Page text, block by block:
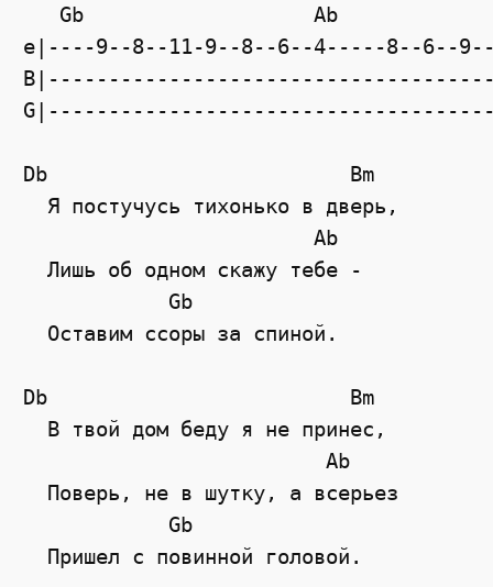
Gb
Ab
e|----9--8--11-9--8--6--4-----8--6--
Db
Bm
  Я постучусь тихонько в дверь,
Ab
  Лишь об одном скажу тебе -
Gb
  Оставим ссоры за спиной.
Db
Bm
  В твой дом беду я не принес,
Ab
  Поверь, не в шутку, а всерьез
Gb
  Пришел с повинной головой.